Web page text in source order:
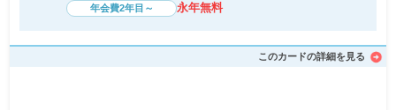
年会費2年目～ 永年無料
このカードの詳細を見る